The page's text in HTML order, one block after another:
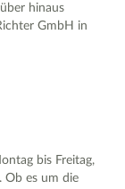
hinaus
GmbH in
bis Freitag,
Ob es um die